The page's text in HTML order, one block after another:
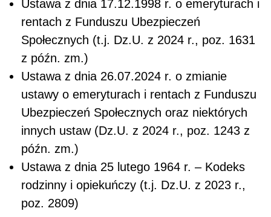
Ustawa z dnia 17.12.1998 r. o emeryturach i
rentach z Funduszu Ubezpieczeń
Społecznych (t.j. Dz.U. z 2024 r., poz. 1631
z późn. zm.)
Ustawa z dnia 26.07.2024 r. o zmianie
ustawy o emeryturach i rentach z Funduszu
Ubezpieczeń Społecznych oraz niektórych
innych ustaw (Dz.U. z 2024 r., poz. 1243 z
późn. zm.)
Ustawa z dnia 25 lutego 1964 r. – Kodeks
rodzinny i opiekuńczy (t.j. Dz.U. z 2023 r.,
poz. 2809)